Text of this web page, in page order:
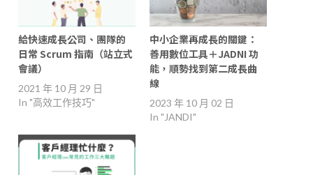
給快速成長公司、團隊的
日常 Scrum 指南（站立式
會議）
2021 年 10 月 29 日
In "高效工作技巧"
中小企業再成長的關鍵：
善用數位工具＋JADNI 功
能，順勢找到第二成長曲
線
2023 年 10 月 02 日
In "JANDI"